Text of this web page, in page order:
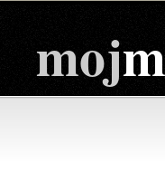
moj